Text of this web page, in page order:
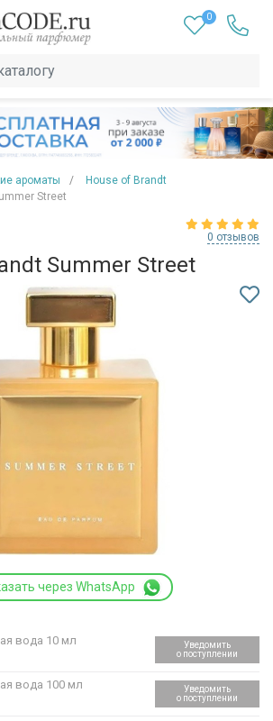
0
ароматы
House of Brandt
Street
0 отзывов
Summer Street
через WhatsApp
вода 10 мл
Уведомить
о поступлении
вода 100 мл
Уведомить
о поступлении